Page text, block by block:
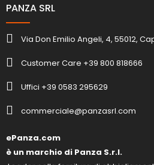
PANZA SRL
Via Don Emilio Angeli, 4, 55012,
Customer Care +39 800 818666
Uffici +39 0583 295629
commerciale@panzasrl.com
ePanza.com
è un marchio di Panza S.r.l.